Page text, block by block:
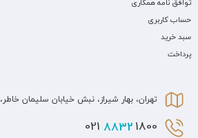
توافق نامه همکاری
حساب کاربری
سبد خرید
پرداخت
تهران، بهار شیراز، نبش خیابان سلیمان خاطر،
8832 1800 021